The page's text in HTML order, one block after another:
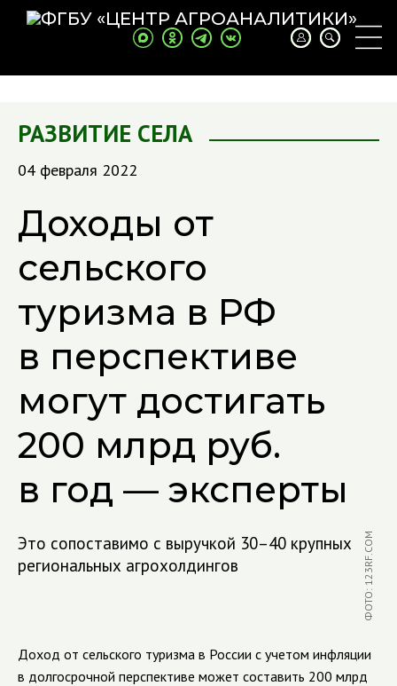
РАЗВИТИЕ СЕЛА
04 февраля 2022
Доходы от
сельского
туризма в РФ
в перспективе
могут достигать
200 млрд руб.
в год — эксперты
Это сопоставимо с выручкой 30–40 крупных
региональных агрохолдингов
ФОТО: 123RF.COM
Доход от сельского туризма в России с учетом инфляции
в долгосрочной перспективе может составить 200 млрд